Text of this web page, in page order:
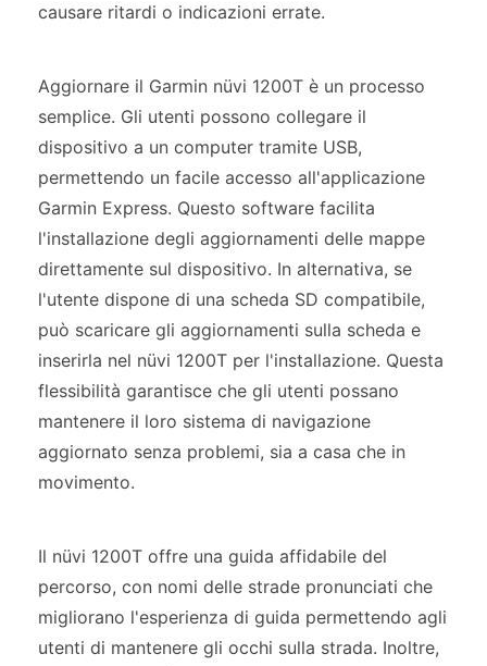
causare ritardi o indicazioni errate.
Aggiornare il Garmin nüvi 1200T è un processo
semplice. Gli utenti possono collegare il
dispositivo a un computer tramite USB,
permettendo un facile accesso all'applicazione
Garmin Express. Questo software facilita
l'installazione degli aggiornamenti delle mappe
direttamente sul dispositivo. In alternativa, se
l'utente dispone di una scheda SD compatibile,
può scaricare gli aggiornamenti sulla scheda e
inserirla nel nüvi 1200T per l'installazione. Questa
flessibilità garantisce che gli utenti possano
mantenere il loro sistema di navigazione
aggiornato senza problemi, sia a casa che in
movimento.
Il nüvi 1200T offre una guida affidabile del
percorso, con nomi delle strade pronunciati che
migliorano l'esperienza di guida permettendo agli
utenti di mantenere gli occhi sulla strada. Inoltre,